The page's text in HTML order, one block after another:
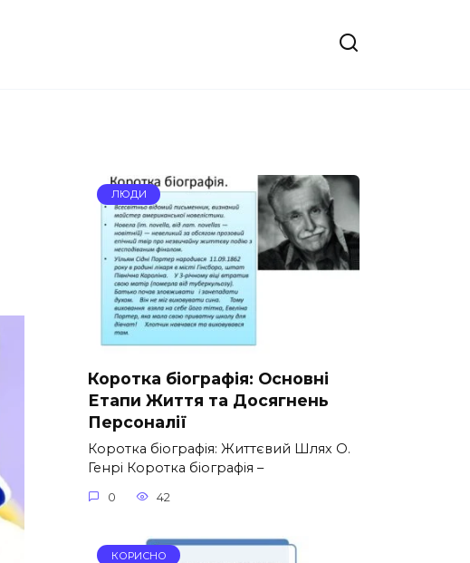
ЛЮДИ
Коротка біографія: Основні
Етапи Життя та Досягнень
Персоналії
Коротка біографія: Життєвий Шлях О.
Генрі Коротка біографія –
0 42
КОРИСНО